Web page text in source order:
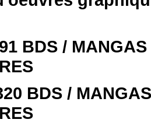
BDS /
BDS /